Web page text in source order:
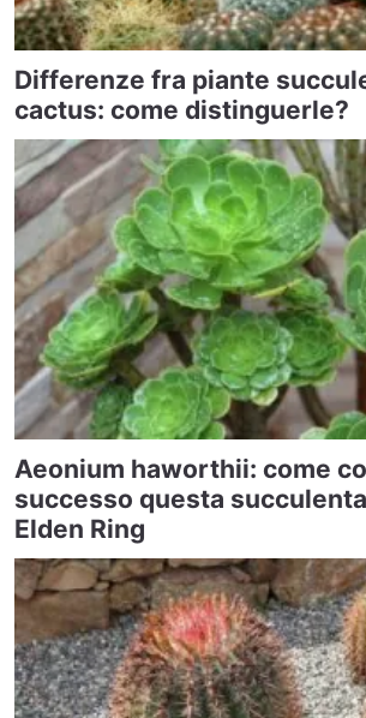
Differenze fra piante
cactus: come distinguerle?
Aeonium haworthii: come
successo questa
Elden Ring